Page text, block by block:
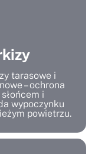
tarasowe i
– ochrona
i
wypoczynku
powietrzu.